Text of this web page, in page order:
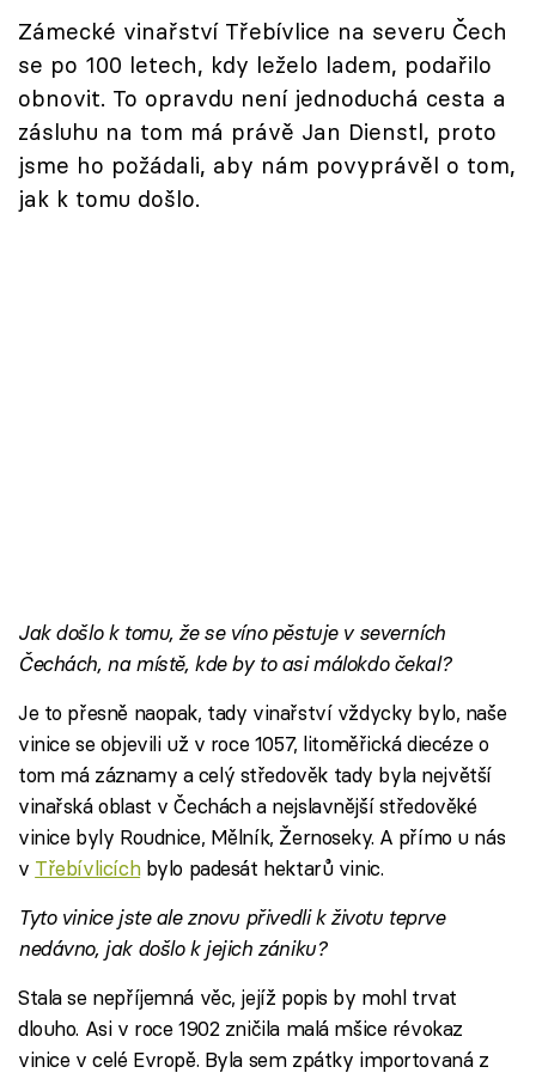
Sledujte prima+
Přihlášení
Zámecké vinařství Třebívlice na severu Čech
se po 100 letech, kdy leželo ladem, podařilo
obnovit. To opravdu není jednoduchá cesta a
zásluhu na tom má právě Jan Dienstl, proto
jsme ho požádali, aby nám povyprávěl o tom,
jak k tomu došlo.
Jak došlo k tomu, že se víno pěstuje v severních
Čechách, na místě, kde by to asi málokdo čekal?
Je to přesně naopak, tady vinařství vždycky bylo, naše
vinice se objevili už v roce 1057, litoměřická diecéze o
tom má záznamy a celý středověk tady byla největší
vinařská oblast v Čechách a nejslavnější středověké
vinice byly Roudnice, Mělník, Žernoseky. A přímo u nás
v Třebívlicíchbylo padesát hektarů vinic.
Tyto vinice jste ale znovu přivedli k životu teprve
nedávno, jak došlo k jejich zániku?
Stala se nepříjemná věc, jejíž popis by mohl trvat
dlouho. Asi v roce 1902 zničila malá mšice révokaz
vinice v celé Evropě. Byla sem zpátky importovaná z